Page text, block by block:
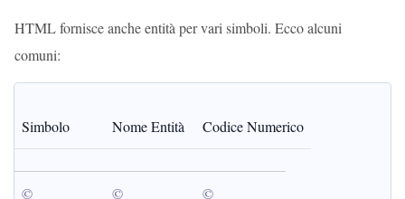
HTML fornisce anche entità per vari simboli. Ecco alcuni
comuni:
Simbolo Nome Entità Codice Numerico
© © ©